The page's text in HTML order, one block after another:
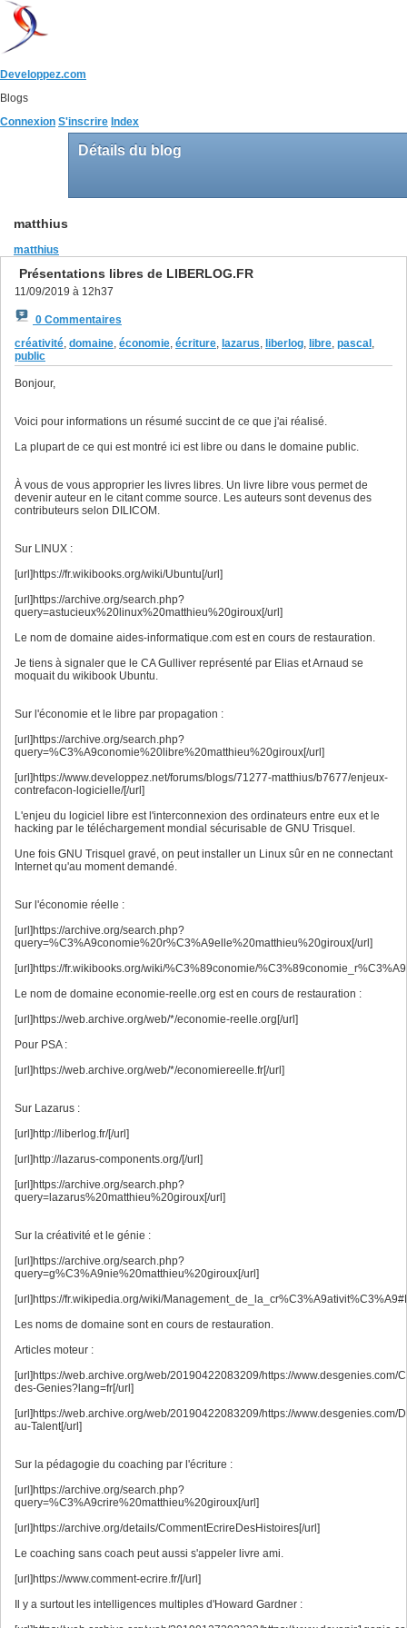
Developpez.com
Blogs
Connexion S'inscrire Index
Détails du blog
matthius
matthius
Présentations libres de LIBERLOG.FR
11/09/2019 à 12h37
0 Commentaires
créativité, domaine, économie, écriture, lazarus, liberlog, libre, pascal,
public
Bonjour,
Voici pour informations un résumé succint de ce que j'ai réalisé.
La plupart de ce qui est montré ici est libre ou dans le domaine public.
À vous de vous approprier les livres libres. Un livre libre vous permet de
devenir auteur en le citant comme source. Les auteurs sont devenus des
contributeurs selon DILICOM.
Sur LINUX :
[url]https://fr.wikibooks.org/wiki/Ubuntu[/url]
[url]https://archive.org/search.php?
query=astucieux%20linux%20matthieu%20giroux[/url]
Le nom de domaine aides-informatique.com est en cours de restauration.
Je tiens à signaler que le CA Gulliver représenté par Elias et Arnaud se
moquait du wikibook Ubuntu.
Sur l'économie et le libre par propagation :
[url]https://archive.org/search.php?
query=%C3%A9conomie%20libre%20matthieu%20giroux[/url]
[url]https://www.developpez.net/forums/blogs/71277-matthius/b7677/enjeux-
contrefacon-logicielle/[/url]
L'enjeu du logiciel libre est l'interconnexion des ordinateurs entre eux et le
hacking par le téléchargement mondial sécurisable de GNU Trisquel.
Une fois GNU Trisquel gravé, on peut installer un Linux sûr en ne connectant
Internet qu'au moment demandé.
Sur l'économie réelle :
[url]https://archive.org/search.php?
query=%C3%A9conomie%20r%C3%A9elle%20matthieu%20giroux[/url]
[url]https://fr.wikibooks.org/wiki/%C3%89conomie/
Le nom de domaine economie-reelle.org est en cours de restauration :
[url]https://web.archive.org/web/*/economie-reelle.org[/url]
Pour PSA :
[url]https://web.archive.org/web/*/economiereelle.fr[/url]
Sur Lazarus :
[url]http://liberlog.fr/[/url]
[url]http://lazarus-components.org/[/url]
[url]https://archive.org/search.php?
query=lazarus%20matthieu%20giroux[/url]
Sur la créativité et le génie :
[url]https://archive.org/search.php?
query=g%C3%A9nie%20matthieu%20giroux[/url]
[url]https://fr.wikipedia.org/wiki/
Les noms de domaine sont en cours de restauration.
Articles moteur :
[url]https://web.archive.org/web/20190422083209/https://www.desgenies.com/
des-Genies?lang=fr[/url]
[url]https://web.archive.org/web/20190422083209/https://www.desgenies.com/
au-Talent[/url]
Sur la pédagogie du coaching par l'écriture :
[url]https://archive.org/search.php?
query=%C3%A9crire%20matthieu%20giroux[/url]
[url]https://archive.org/details/CommentEcrireDesHistoires[/url]
Le coaching sans coach peut aussi s'appeler livre ami.
[url]https://www.comment-ecrire.fr/[/url]
Il y a surtout les intelligences multiples d'Howard Gardner :